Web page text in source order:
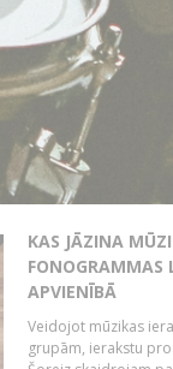
KAS JĀZINA
FONOGRAMMAS
APVIENĪBĀ
Veidojot mūzikas
grupām, ierakstu